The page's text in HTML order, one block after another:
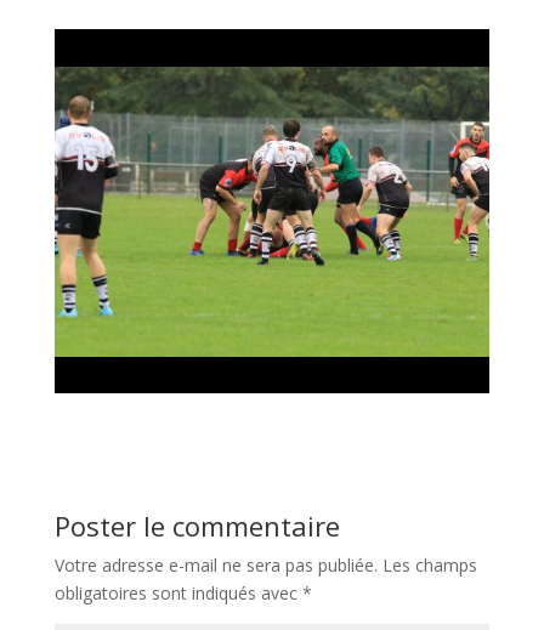
Poster le commentaire
Votre adresse e-mail ne sera pas publiée. Les champs
obligatoires sont indiqués avec *